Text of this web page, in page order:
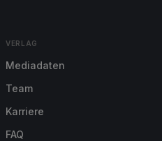
VERLAG
Mediadaten
Team
Karriere
FAQ